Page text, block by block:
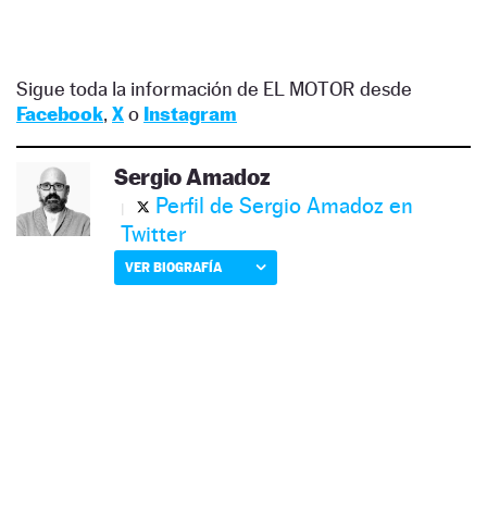
Sigue toda la información de EL MOTOR desde
Facebook, Xo Instagram
Sergio Amadoz
Perfil de Sergio Amadoz en
Twitter
VER BIOGRAFÍA